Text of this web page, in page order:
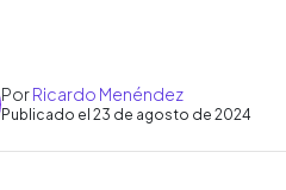
PorRicardo Menéndez
Publicado el 23 de agosto de 2024